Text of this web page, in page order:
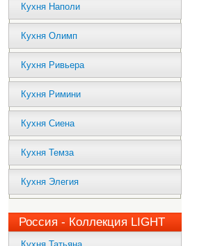
Кухня Наполи
Кухня Олимп
Кухня Ривьера
Кухня Римини
Кухня Сиена
Кухня Темза
Кухня Элегия
Россия - Коллекция LIGHT